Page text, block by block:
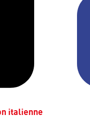
italienne